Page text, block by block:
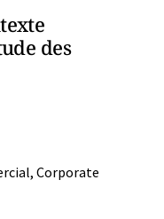
des
, Corporate